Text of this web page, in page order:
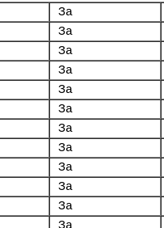
За
За
За
За
За
За
За
За
За
За
За